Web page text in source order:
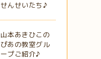
せんせいたち♪
山本あきひこの
ぴあの教室グル
ープご紹介♪